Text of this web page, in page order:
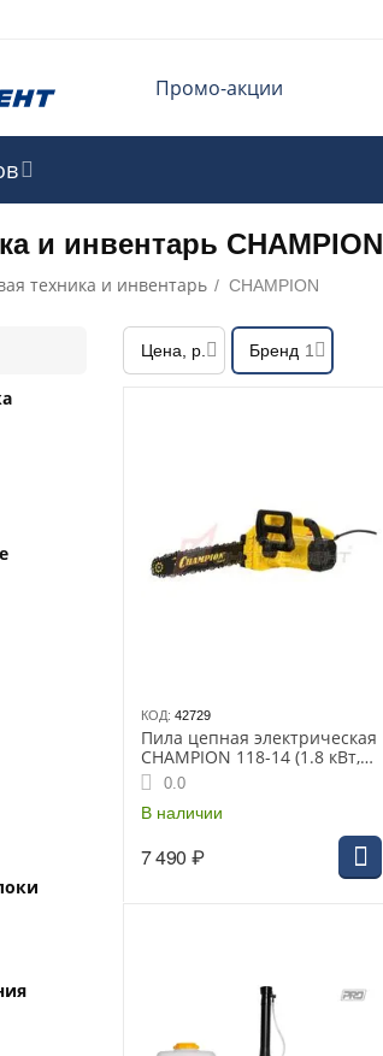
Промо-акции
и инвентарь CHAMPION
техника и инвентарь / CHAMPION
Цена, р. Бренд 1
КОД: 42729
Пила цепная электрическая
CHAMPION 118-14 (1.8 кВт,
14")0.0
В наличии
7 490 ₽